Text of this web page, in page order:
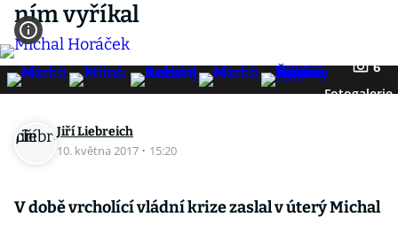
ním vyříkal
6
Fotogalerie
Jiří Liebreich
10. května 2017 · 15:20
V době vrcholící vládní krize zaslal v úterý Michal